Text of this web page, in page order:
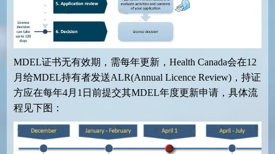
MDEL证书无有效期，需每年更新，Health Canada会在12
月给MDEL持有者发送ALR(Annual Licence Review)，持证
方应在每年4月1日前提交其MDEL年度更新申请，具体流
程见下图：